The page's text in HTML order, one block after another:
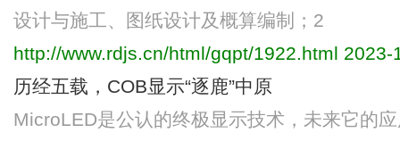
设计与施工、图纸设计及概算编制；2
http://www.rdjs.cn/html/gqpt/1922.html 2023-
历经五载，COB显示“逐鹿”中原
MicroLED是公认的终极显示技术，未来它的